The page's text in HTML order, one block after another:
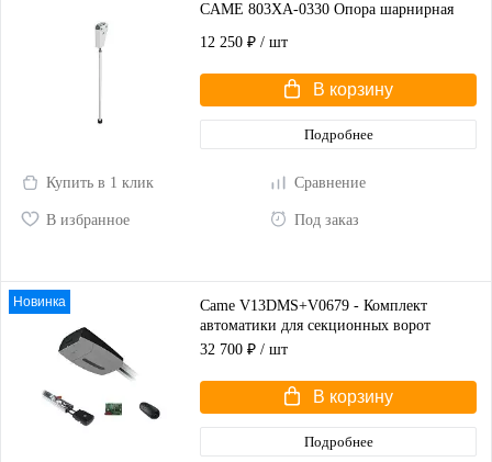
CAME 803XA-0330 Опора шарнирная
12 250 ₽ / шт
В корзину
Подробнее
Купить в 1 клик Сравнение
В избранное Под заказ
Новинка
Came V13DMS+V0679 - Комплект
автоматики для секционных ворот
высотой до 2,25 м
32 700 ₽ / шт
В корзину
Подробнее